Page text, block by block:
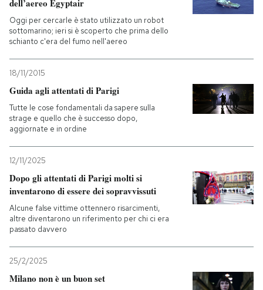
dell’aereo Egyptair
Oggi per cercarle è stato utilizzato un robot
sottomarino; ieri si è scoperto che prima dello
schianto c'era del fumo nell'aereo
18/11/2015
Guida agli attentati di Parigi
Tutte le cose fondamentali da sapere sulla
strage e quello che è successo dopo,
aggiornate e in ordine
12/11/2025
Dopo gli attentati di Parigi molti si
inventarono di essere dei sopravvissuti
Alcune false vittime ottennero risarcimenti,
altre diventarono un riferimento per chi ci era
passato davvero
25/2/2025
Milano non è un buon set